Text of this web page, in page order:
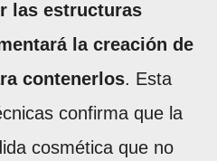
las estructuras
la creación de
contenerlos. Esta
confirma que la
cosmética que no